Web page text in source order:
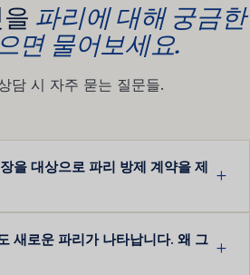
파리에 대해 궁금한
면 물어보세요.
담 시 자주 묻는 질문들.
을 대상으로 파리 방제 계약을 제
새로운 파리가 나타납니다. 왜 그